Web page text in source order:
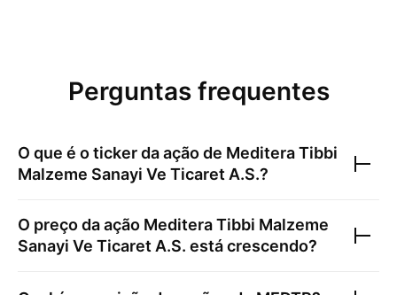
Perguntas frequentes
O que é o ticker da ação de Meditera Tibbi
Malzeme Sanayi Ve Ticaret A.S.?
O preço da ação Meditera Tibbi Malzeme
Sanayi Ve Ticaret A.S. está crescendo?